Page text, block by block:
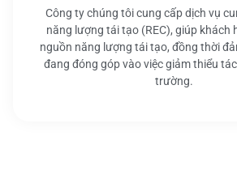
Công ty chúng tôi cung cấp dịch vụ
năng lượng tái tạo (REC), giúp khách
nguồn năng lượng tái tạo, đồng thời
đang đóng góp vào việc giảm thiểu
trường.